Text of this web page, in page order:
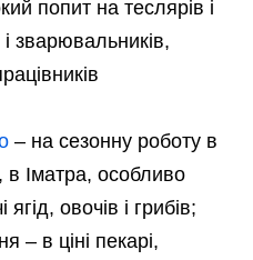
попит на теслярів і
зварювальників,
– на сезонну роботу в
Іматра, особливо
ягід, овочів і грибів;
– в ціні пекарі,